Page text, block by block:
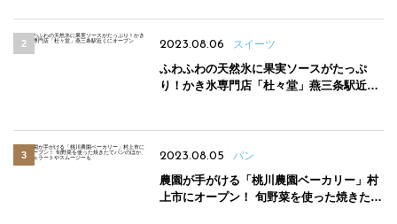
2023.08.06 スイーツ
ふわふわの天然氷に果実ソースがたっぷ
り！かき氷専門店「杜々堂」燕三条駅近く
2023.08.05 パン
農園が手がける「桃川農園ベーカリー」村
上市にオープン！ 旬野菜を使った焼きたて